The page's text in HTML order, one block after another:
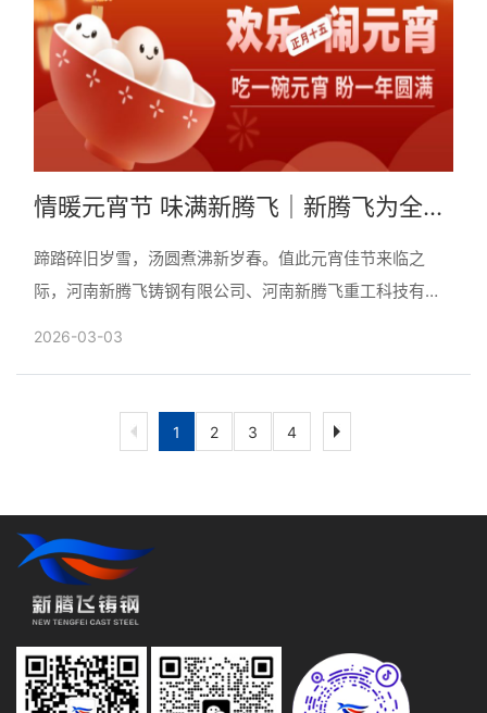
情暖元宵节 味满新腾飞｜新腾飞为全体
蹄踏碎旧岁雪，汤圆煮沸新岁春。值此元宵佳节来临之
际，河南新腾飞铸钢有限公司、河南新腾飞重工科技有限
2026-03-03
1 2 3 4